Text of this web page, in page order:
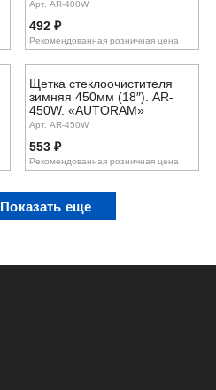
Арт. AR-400W
492 ₽
Рекомендованная розничная цена
Щетка стеклоочистителя
зимняя 450мм (18″). AR-
450W. «AUTORAM»
Арт. AR-450W
553 ₽
Рекомендованная розничная цена
Показать еще